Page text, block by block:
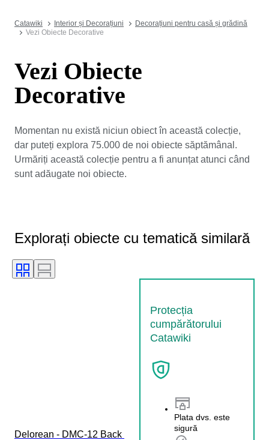
Catawiki Interior și Decorațiuni
Decorațiuni pentru casă și grădină
Vezi Obiecte Decorative
Vezi Obiecte
Decorative
Momentan nu există niciun obiect în această colecție,
dar puteți explora 75.000 de noi obiecte săptămânal.
Urmăriți această colecție pentru a fi anunțat atunci când
sunt adăugate noi obiecte.
Explorați obiecte cu tematică similară
Protecția
cumpărătorului
Catawiki
Plata dvs. este
sigură
Delorean - DMC-12 Back